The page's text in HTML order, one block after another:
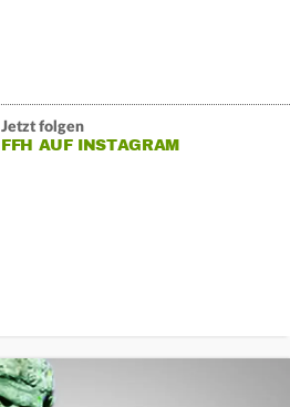
Jetzt folgen
FFH AUF INSTAGRAM